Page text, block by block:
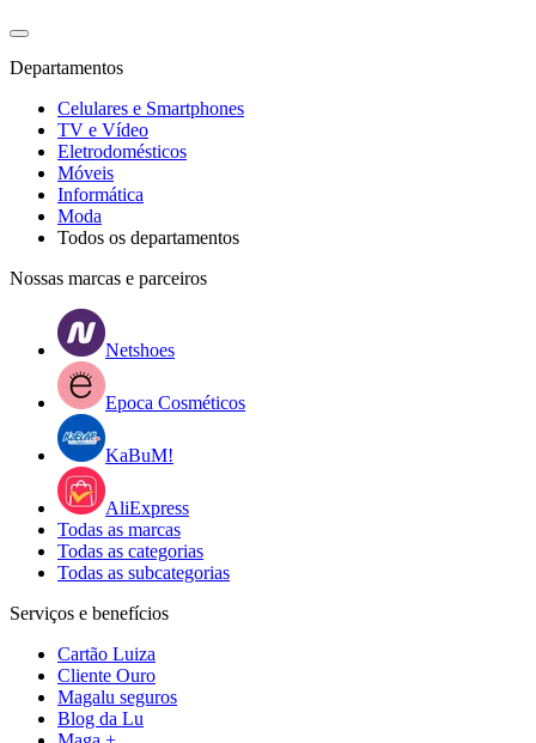
Departamentos
Celulares e Smartphones
TV e Vídeo
Eletrodomésticos
Móveis
Informática
Moda
Todos os departamentos
Nossas marcas e parceiros
Netshoes
Epoca Cosméticos
KaBuM!
AliExpress
Todas as marcas
Todas as categorias
Todas as subcategorias
Serviços e benefícios
Cartão Luiza
Cliente Ouro
Magalu seguros
Blog da Lu